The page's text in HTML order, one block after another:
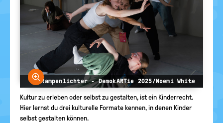
Bild vergrößern
© Rampenlichter - DemokARTie 2025/Noemi White
Kultur zu erleben oder selbst zu gestalten, ist ein Kinderrecht.
Hier lernst du drei kulturelle Formate kennen, in denen Kinder
selbst gestalten können.